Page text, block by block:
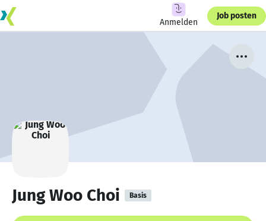
Anmelden
Job posten
Jung Woo Choi Basis